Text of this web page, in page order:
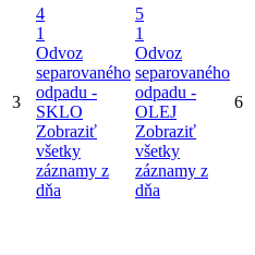
3
4
1
Odvoz
separovaného
odpadu -
SKLO
Zobraziť
všetky
záznamy z
dňa
5
1
Odvoz
separovaného
odpadu -
OLEJ
Zobraziť
všetky
záznamy z
dňa
6